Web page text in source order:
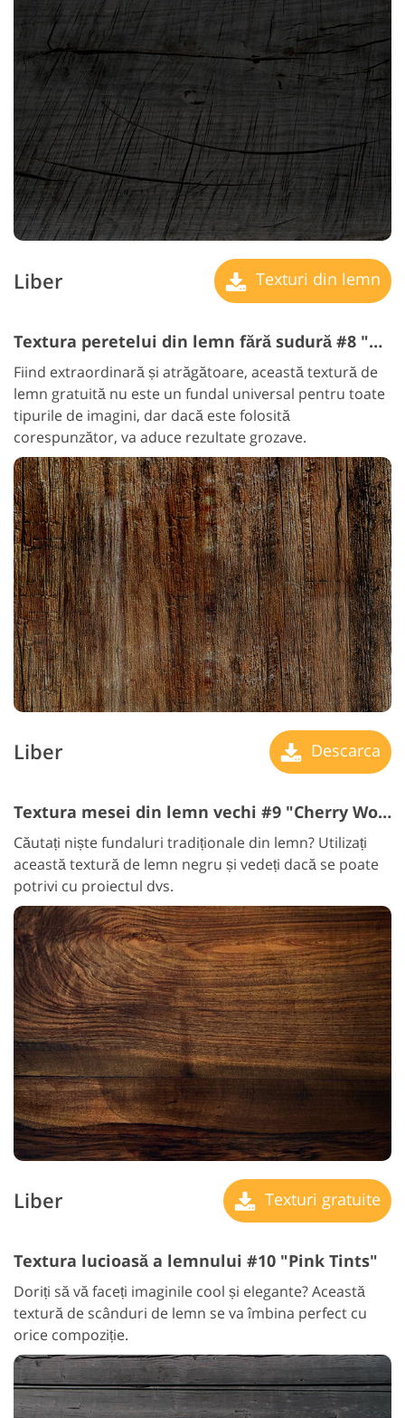
Liber Texturi din lemn
Textura peretelui din lemn fără sudură #8 "Vintage Wardrobe"
Fiind extraordinară și atrăgătoare, această textură de
lemn gratuită nu este un fundal universal pentru toate
tipurile de imagini, dar dacă este folosită
corespunzător, va aduce rezultate grozave.
Liber Descarca
Textura mesei din lemn vechi #9 "Cherry Wood"
Căutați niște fundaluri tradiționale din lemn? Utilizați
această textură de lemn negru și vedeți dacă se poate
potrivi cu proiectul dvs.
Liber Texturi gratuite
Textura lucioasă a lemnului #10 "Pink Tints"
Doriți să vă faceți imaginile cool și elegante? Această
textură de scânduri de lemn se va îmbina perfect cu
orice compoziție.